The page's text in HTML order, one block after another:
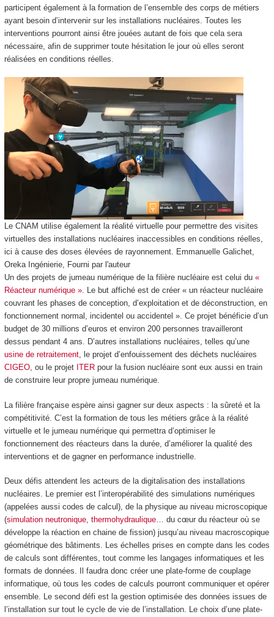
participent également à la formation de l’ensemble des corps de métiers
ayant besoin d’intervenir sur les installations nucléaires. Toutes les
interventions pourront ainsi être jouées autant de fois que cela sera
nécessaire, afin de supprimer toute hésitation le jour où elles seront
réalisées en conditions réelles.
Le CNAM utilise également la réalité virtuelle pour permettre des visites
virtuelles des installations nucléaires inaccessibles en conditions réelles,
ici à cause des doses élevées de rayonnement. Emmanuelle Galichet,
Oreka Ingénierie, Fourni par l'auteur
Un des projets de jumeau numérique de la filière nucléaire est celui du «
Réacteur numérique ». Le but affiché est de créer « un réacteur nucléaire
couvrant les phases de conception, d’exploitation et de déconstruction, en
fonctionnement normal, incidentel ou accidentel ». Ce projet bénéficie d’un
budget de 30 millions d’euros et environ 200 personnes travailleront
dessus pendant 4 ans. D’autres installations nucléaires, telles qu’une
usine de retraitement, le projet d’enfouissement des déchets nucléaires
CIGEO, ou le projet ITERpour la fusion nucléaire sont eux aussi en train
de construire leur propre jumeau numérique.
La filière française espère ainsi gagner sur deux aspects : la sûreté et la
compétitivité. C’est la formation de tous les métiers grâce à la réalité
virtuelle et le jumeau numérique qui permettra d’optimiser le
fonctionnement des réacteurs dans la durée, d’améliorer la qualité des
interventions et de gagner en performance industrielle.
Deux défis attendent les acteurs de la digitalisation des installations
nucléaires. Le premier est l’interopérabilité des simulations numériques
(appelées aussi codes de calcul), de la physique au niveau microscopique
(simulation neutronique, thermohydraulique… du cœur du réacteur où se
développe la réaction en chaine de fission) jusqu’au niveau macroscopique
géométrique des bâtiments. Les échelles prises en compte dans les codes
de calculs sont différentes, tout comme les langages informatiques et les
formats de données. Il faudra donc créer une plate-forme de couplage
informatique, où tous les codes de calculs pourront communiquer et opérer
ensemble. Le second défi est la gestion optimisée des données issues de
l’installation sur tout le cycle de vie de l’installation. Le choix d’une plate-